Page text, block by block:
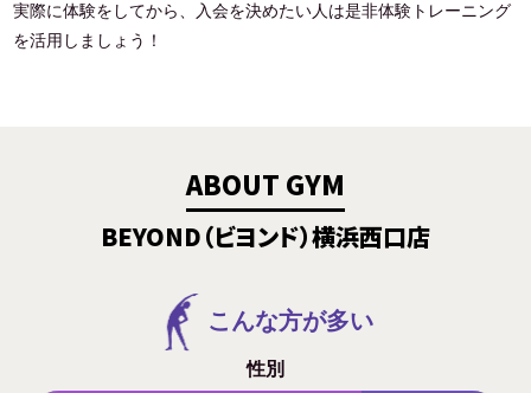
実際に体験をしてから、入会を決めたい人は是非体験トレーニング
を活用しましょう！
ABOUT GYM
BEYOND（ビヨンド）横浜西口店
こんな方が多い
性別